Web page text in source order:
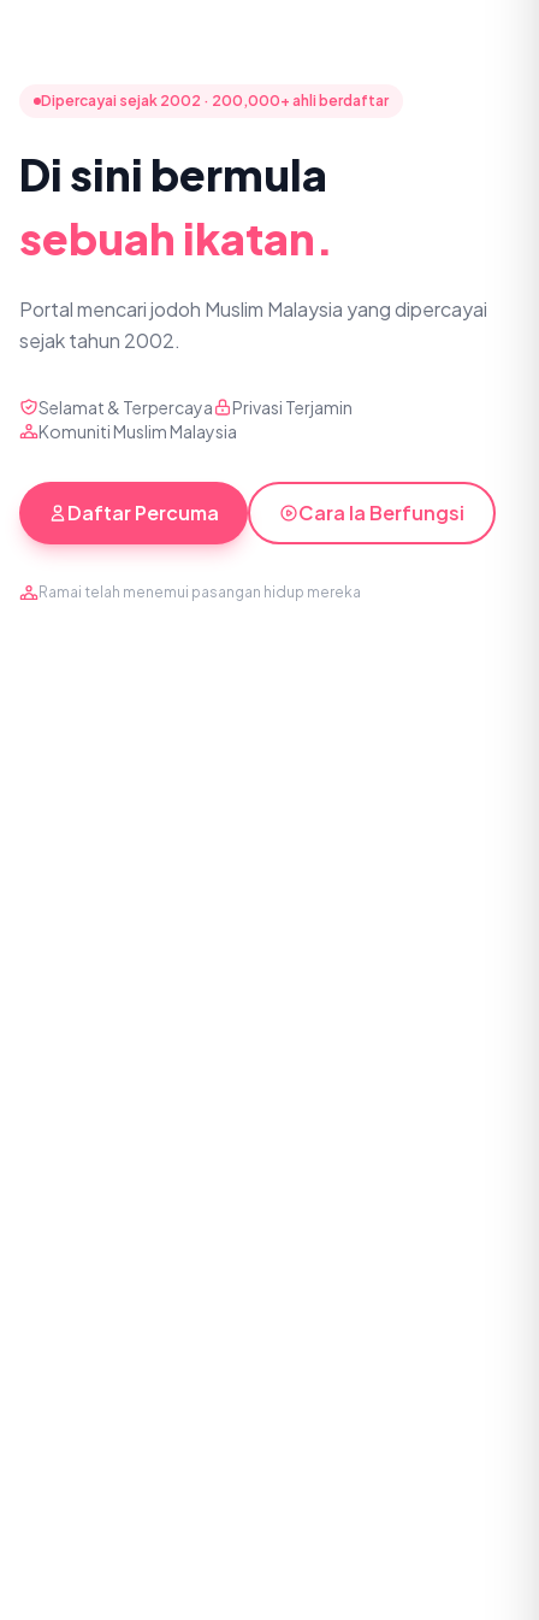
Dipercayai sejak 2002 · 200,000+ ahli berdaftar
Di sini bermula
sebuah ikatan.
Portal mencari jodoh Muslim Malaysia yang dipercayai
sejak tahun 2002.
Selamat & Terpercaya
Privasi Terjamin
Komuniti Muslim Malaysia
Daftar Percuma Cara Ia Berfungsi
Ramai telah menemui pasangan hidup mereka